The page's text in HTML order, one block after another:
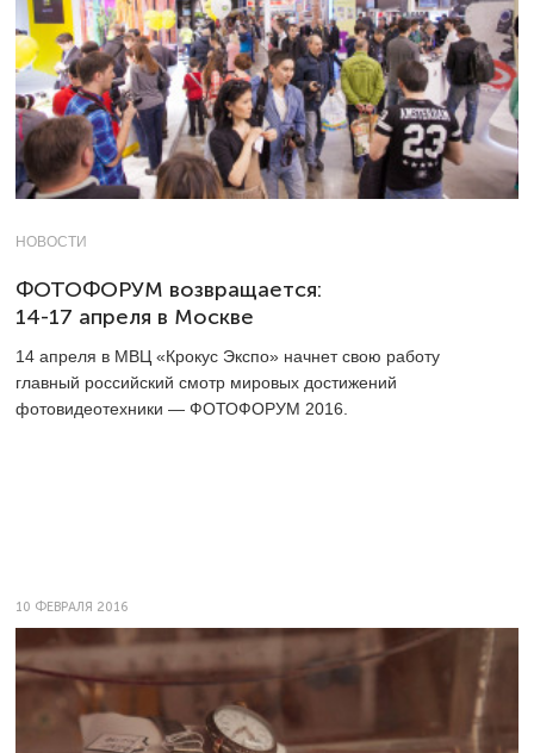
НОВОСТИ
ФОТОФОРУМ возвращается:
14-17 апреля в Москве
14 апреля в МВЦ «Крокус Экспо» начнет свою работу
главный российский смотр мировых достижений
фотовидеотехники — ФОТОФОРУМ 2016.
10 ФЕВРАЛЯ 2016